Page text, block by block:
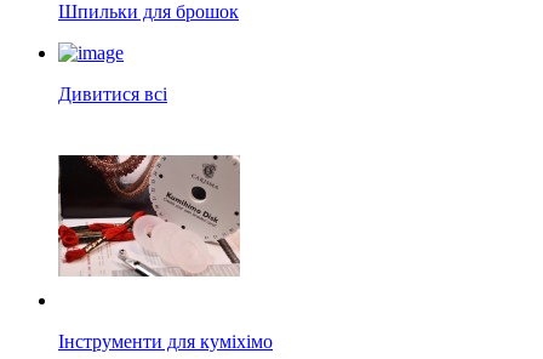
Шпильки для брошок
Дивитися всі
Інструменти для куміхімо